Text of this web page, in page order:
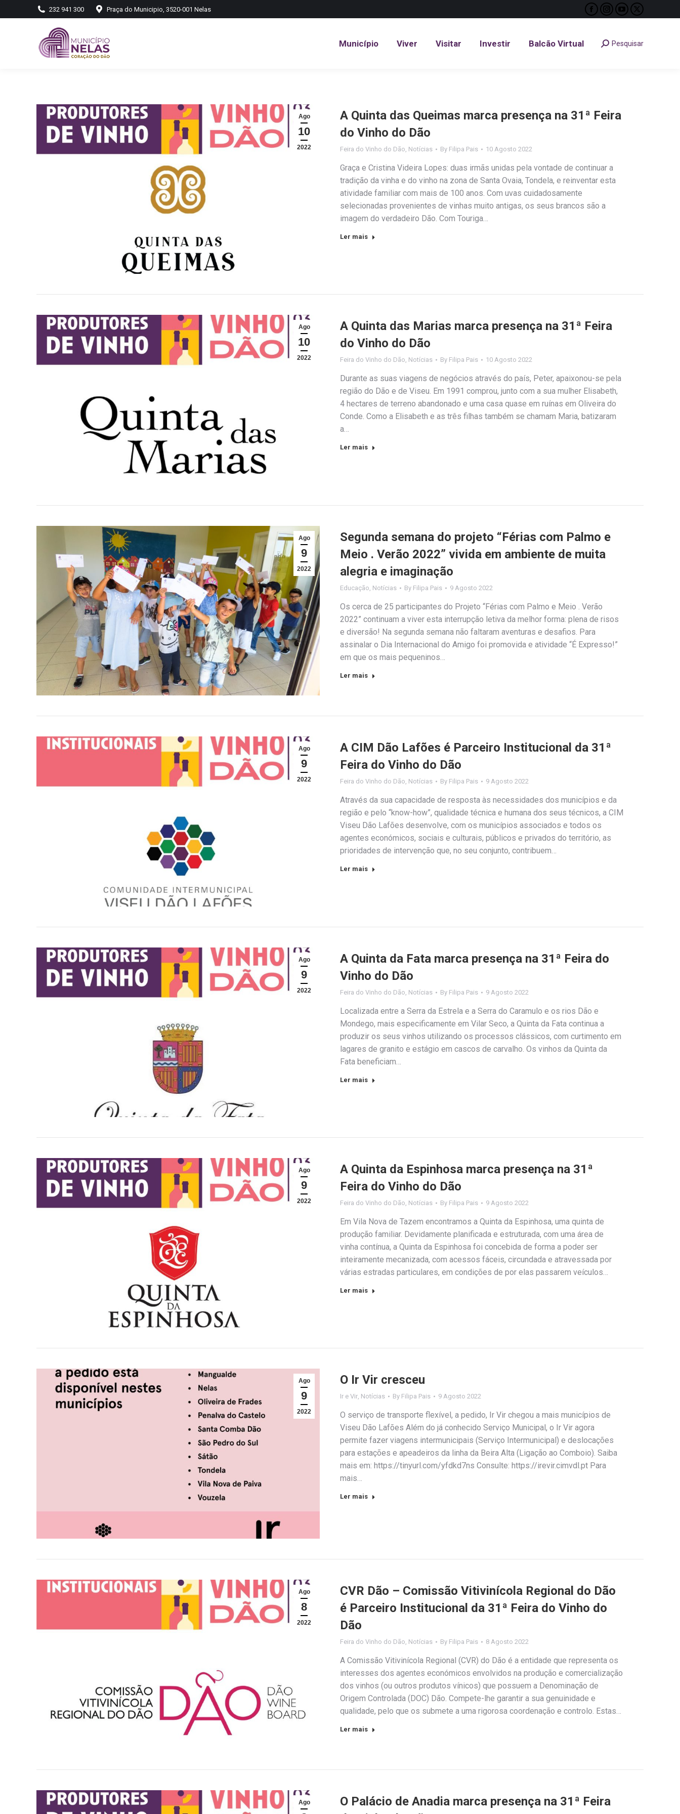
232 941 300 Praça do Municipio, 3520-001 Nelas
Facebook
opens
Instagram
opens
YouTube
opens
X
opens
Município Viver Visitar Investir Balcão Virtual Search:Pesquisar
Ago
10
2022
A Quinta das Queimas marca presença na 31ª Feira
do Vinho do Dão
Feira do Vinho do Dão, Notícias By Filipa Pais 10 Agosto 2022
Graça e Cristina Videira Lopes: duas irmãs unidas pela vontade de continuar a
tradição da vinha e do vinho na zona de Santa Ovaia, Tondela, e reinventar esta
atividade familiar com mais de 100 anos. Com uvas cuidadosamente
selecionadas provenientes de vinhas muito antigas, os seus brancos são a
imagem do verdadeiro Dão. Com Touriga…
Ler mais
Ago
10
2022
A Quinta das Marias marca presença na 31ª Feira
do Vinho do Dão
Feira do Vinho do Dão, Notícias By Filipa Pais 10 Agosto 2022
Durante as suas viagens de negócios através do país, Peter, apaixonou-se pela
região do Dão e de Viseu. Em 1991 comprou, junto com a sua mulher Elisabeth,
4 hectares de terreno abandonado e uma casa quase em ruínas em Oliveira do
Conde. Como a Elisabeth e as três filhas também se chamam Maria, batizaram
a…
Ler mais
Ago
9
2022
Segunda semana do projeto “Férias com Palmo e
Meio . Verão 2022” vivida em ambiente de muita
alegria e imaginação
Educação Notícias By Filipa Pais 9 Agosto 2022
Os cerca de 25 participantes do Projeto “Férias com Palmo e Meio . Verão
2022” continuam a viver esta interrupção letiva da melhor forma: plena de risos
e diversão! Na segunda semana não faltaram aventuras e desafios. Para
assinalar o Dia Internacional do Amigo foi promovida e atividade “É Expresso!”
em que os mais pequeninos…
Ler mais
Ago
9
2022
A CIM Dão Lafões é Parceiro Institucional da 31ª
Feira do Vinho do Dão
Feira do Vinho do Dão, Notícias By Filipa Pais 9 Agosto 2022
Através da sua capacidade de resposta às necessidades dos municípios e da
região e pelo “know-how”, qualidade técnica e humana dos seus técnicos, a CIM
Viseu Dão Lafões desenvolve, com os municípios associados e todos os
agentes económicos, sociais e culturais, públicos e privados do território, as
prioridades de intervenção que, no seu conjunto, contribuem…
Ler mais
Ago
9
2022
A Quinta da Fata marca presença na 31ª Feira do
Vinho do Dão
Feira do Vinho do Dão Notícias By Filipa Pais 9 Agosto 2022
Localizada entre a Serra da Estrela e a Serra do Caramulo e os rios Dão e
Mondego, mais especificamente em Vilar Seco, a Quinta da Fata continua a
produzir os seus vinhos utilizando os processos clássicos, com curtimento em
lagares de granito e estágio em cascos de carvalho. Os vinhos da Quinta da
Fata beneficiam…
Ler mais
Ago
9
2022
A Quinta da Espinhosa marca presença na 31ª
Feira do Vinho do Dão
Feira do Vinho do Dão, Notícias By Filipa Pais 9 Agosto 2022
Em Vila Nova de Tazem encontramos a Quinta da Espinhosa, uma quinta de
produção familiar. Devidamente planificada e estruturada, com uma área de
vinha contínua, a Quinta da Espinhosa foi concebida de forma a poder ser
inteiramente mecanizada, com acessos fáceis, circundada e atravessada por
várias estradas particulares, em condições de por elas passarem veículos…
Ler mais
Ago
9
2022
O Ir Vir cresceu
Ir e Vir, Notícias By Filipa Pais 9 Agosto 2022
O serviço de transporte flexível, a pedido, Ir Vir chegou a mais municípios de
Viseu Dão Lafões Além do já conhecido Serviço Municipal, o Ir Vir agora
permite fazer viagens intermunicipais (Serviço Intermunicipal) e deslocações
para estações e apeadeiros da linha da Beira Alta (Ligação ao Comboio). Saiba
mais em: https://tinyurl.com/yfdkd7ns Consulte: https://irevir.cimvdl.pt Para
mais…
Ler mais
Ago
8
2022
CVR Dão – Comissão Vitivinícola Regional do Dão
é Parceiro Institucional da 31ª Feira do Vinho do
Dão
Feira do Vinho do Dão Notícias By Filipa Pais 8 Agosto 2022
A Comissão Vitivinícola Regional (CVR) do Dão é a entidade que representa os
interesses dos agentes económicos envolvidos na produção e comercialização
dos vinhos (ou outros produtos vínicos) que possuem a Denominação de
Origem Controlada (DOC) Dão. Compete-lhe garantir a sua genuinidade e
qualidade, pelo que os submete a uma rigorosa coordenação e controlo. Estas…
Ler mais
Ago
O Palácio de Anadia marca presença na 31ª Feira
Município Viver Visitar Investir Balcão Virtual Search:
Pesquisar